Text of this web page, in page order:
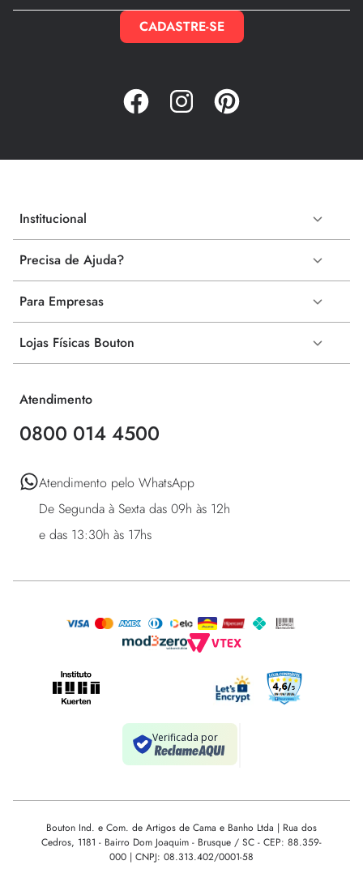
CADASTRE-SE
Institucional
Precisa de Ajuda?
Para Empresas
Lojas Físicas Bouton
Atendimento
0800 014 4500
Atendimento pelo WhatsApp
De Segunda à Sexta das 09h às 12h
e das 13:30h às 17hs
Bouton Ind. e Com. de Artigos de Cama e Banho Ltda | Rua dos
Cedros, 1181 - Bairro Dom Joaquim - Brusque / SC - CEP: 88.359-
000 | CNPJ: 08.313.402/0001-58